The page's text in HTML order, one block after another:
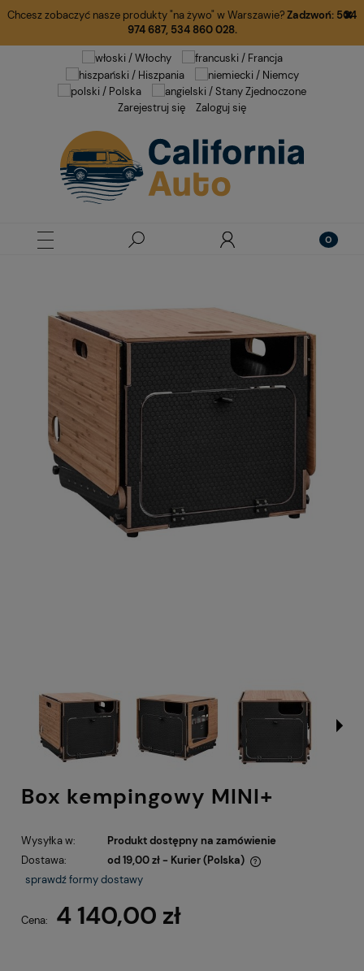
Chcesz zobaczyć nasze produkty "na żywo" w Warszawie?Zadzwoń: 504
974 687, 534 860 028.
Zarejestruj się Zaloguj się
Box kempingowy MINI+
Wysyłka w:
Produkt dostępny na zamówienie
Dostawa:
od 19,00 zł - Kurier (Polska)
Cena nie zawiera ewentualnych kosztów płatności
sprawdź formy dostawy
Cena: 4 140,00 zł